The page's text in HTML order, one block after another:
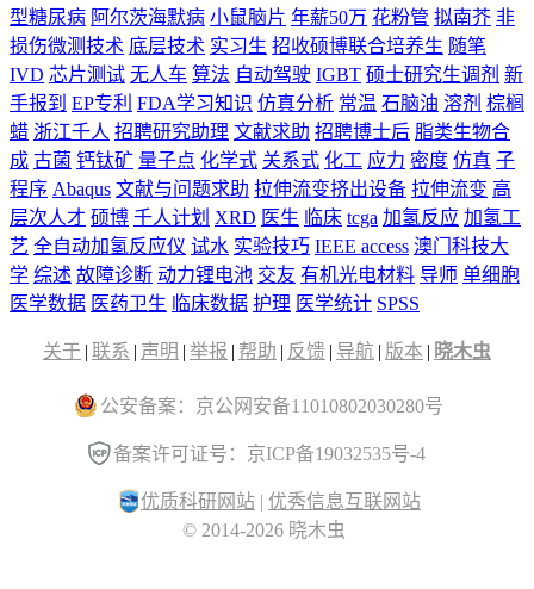
型糖尿病 阿尔茨海默病 小鼠脑片 年薪50万 花粉管 拟南芥 非
损伤微测技术 底层技术 实习生 招收硕博联合培养生 随笔
IVD 芯片测试 无人车 算法 自动驾驶 IGBT 硕士研究生调剂 新
手报到 EP专利 FDA学习知识 仿真分析 常温 石脑油 溶剂 棕榈
蜡 浙江千人 招聘研究助理 文献求助 招聘博士后 脂类生物合
成 古菌 钙钛矿 量子点 化学式 关系式 化工 应力 密度 仿真 子
程序 Abaqus 文献与问题求助 拉伸流变挤出设备 拉伸流变 高
层次人才 硕博 千人计划 XRD 医生 临床 tcga 加氢反应 加氢工
艺 全自动加氢反应仪 试水 实验技巧 IEEE access 澳门科技大
学 综述 故障诊断 动力锂电池 交友 有机光电材料 导师 单细胞
医学数据 医药卫生 临床数据 护理 医学统计 SPSS
关于 | 联系 | 声明 | 举报 | 帮助 | 反馈 | 导航 | 版本 | 晓木虫
公安备案：京公网安备11010802030280号
备案许可证号：京ICP备19032535号-4
优质科研网站 | 优秀信息互联网站
© 2014-2026 晓木虫